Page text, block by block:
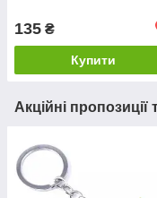
135 ₴
Купити
Акційні пропозиції